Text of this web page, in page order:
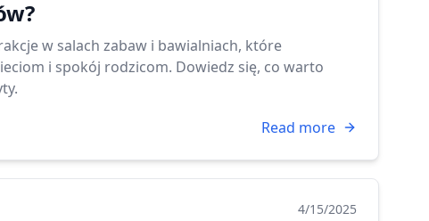
w salach zabaw i bawialniach, które
i spokój rodzicom. Dowiedz się, co warto
Read more
4/15/2025